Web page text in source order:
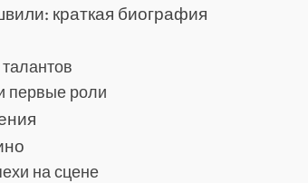
краткая биография
первые роли
на сцене